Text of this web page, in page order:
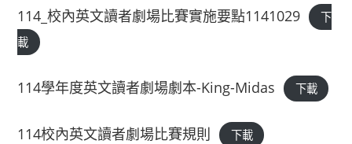
114_校內英文讀者劇場比賽實施要點1141029
下
載
114學年度英文讀者劇場劇本-King-Midas 下載
114校內英文讀者劇場比賽規則 下載